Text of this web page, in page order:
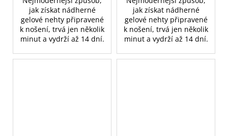
jak získat nádherné
gelové nehty připravené
k nošení, trvá jen několik
minut a vydrží až 14 dní.
jak získat nádherné
gelové nehty připravené
k nošení, trvá jen několik
minut a vydrží až 14 dní.